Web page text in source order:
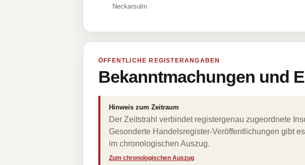
Neckarsulm
ÖFFENTLICHE REGISTERANGABEN
Bekanntmachungen und
Hinweis zum Zeitraum
Der Zeitstrahl verbindet registergenau zugeordnete
Gesonderte Handelsregister-Veröffentlichungen gibt
im chronologischen Auszug.
Zum chronologischen Auszug